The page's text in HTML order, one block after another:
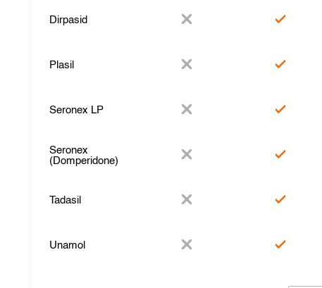
Dirpasid
Plasil
Seronex LP
Seronex
(Domperidone)
Tadasil
Unamol